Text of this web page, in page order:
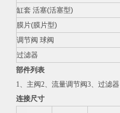
缸套 活塞(活塞型)
膜片(膜片型)
调节阀 球阀
过滤器
部件列表
1、主阀2、流量调节阀3、过滤器
连接尺寸